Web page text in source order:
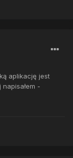
aplikację jest
-